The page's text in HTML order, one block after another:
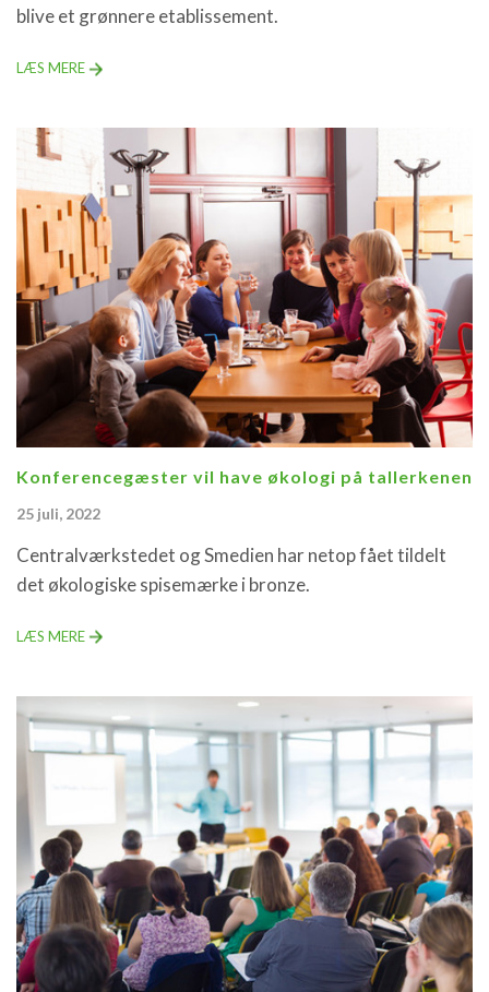
blive et grønnere etablissement.
LÆS MERE
Konferencegæster vil have økologi på tallerkenen
25 juli, 2022
Centralværkstedet og Smedien har netop fået tildelt
det økologiske spisemærke i bronze.
LÆS MERE